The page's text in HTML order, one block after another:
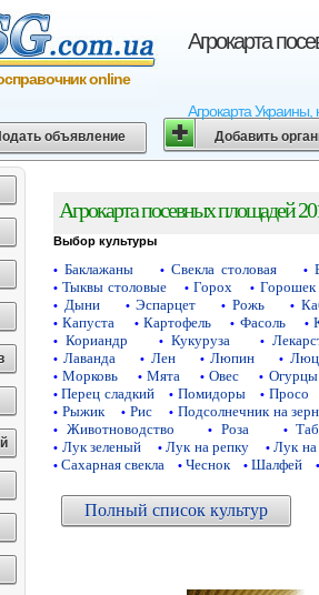
Агрокарта
Агрокарта
online
объявление Добавить
Агрокарта посевных площадей
Выбор культуры
• Баклажаны • Свекла столовая •
• Тыквы столовые • Горох • Горошек
• Дыни • Эспарцет • Рожь •
• Капуста • Картофель • Фасоль •
• Кориандр • Кукуруза •
• Лаванда • Лен • Люпин •
• Морковь • Мята • Овес • Огурцы
• Перец сладкий • Помидоры • Просо
• Рыжик • Рис • Подсолнечник на
• Животноводство • Роза •
• Лук зеленый • Лук на репку • Лук на
• Сахарная свекла • Чеснок • Шалфей •
Полный список культур